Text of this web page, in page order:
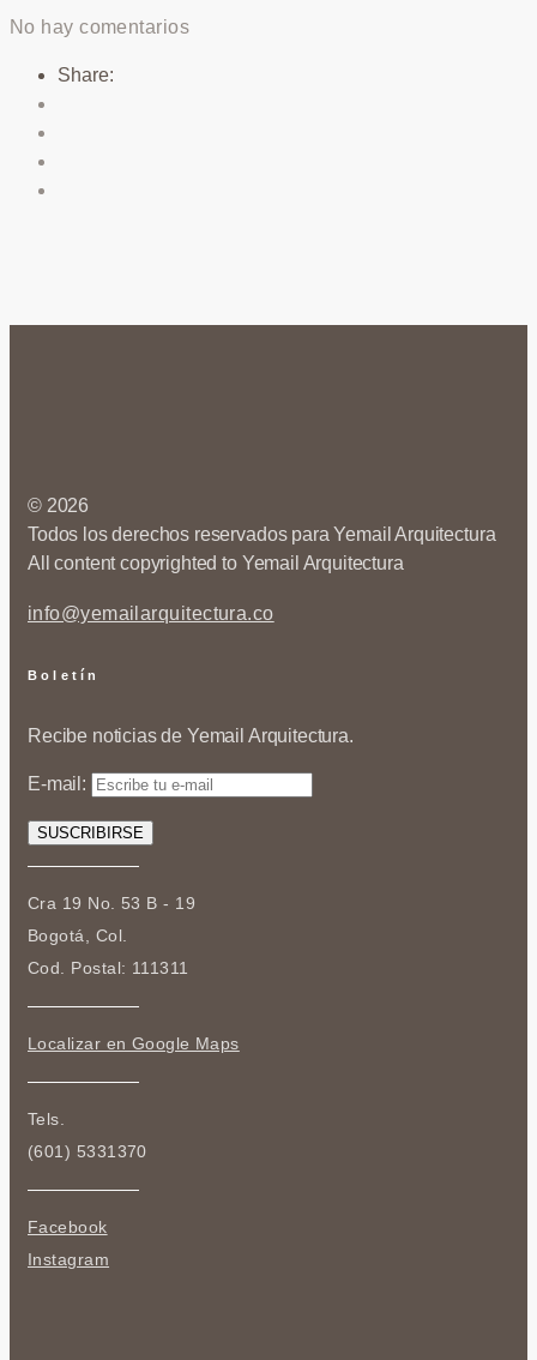
No hay comentarios
Share:
© 2026
Todos los derechos reservados para Yemail Arquitectura
All content copyrighted to Yemail Arquitectura
info@yemailarquitectura.co
Boletín
Recibe noticias de Yemail Arquitectura.
E-mail:
Cra 19 No. 53 B - 19
Bogotá, Col.
Cod. Postal: 111311
Localizar en Google Maps
Tels.
(601) 5331370
Facebook
Instagram